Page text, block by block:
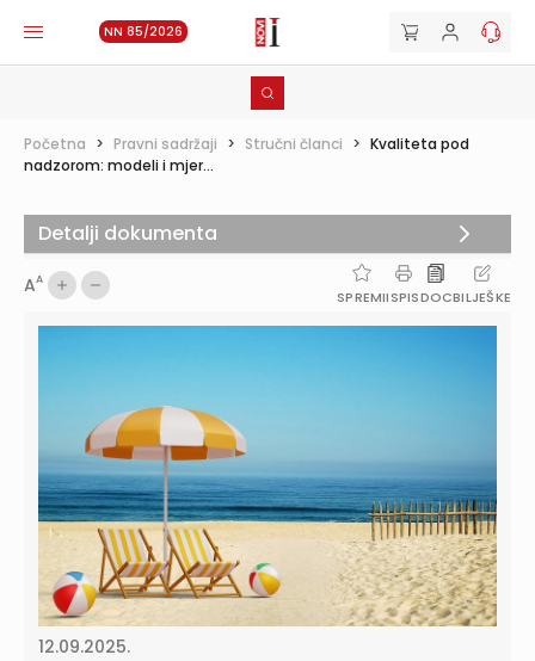
NN 85/2026
Početna > Pravni sadržaji > Stručni članci > Kvaliteta pod
nadzorom: modeli i mjer...
AA
SPREMIISPISDOCBILJEŠKE
12.09.2025.
Detalji dokumenta